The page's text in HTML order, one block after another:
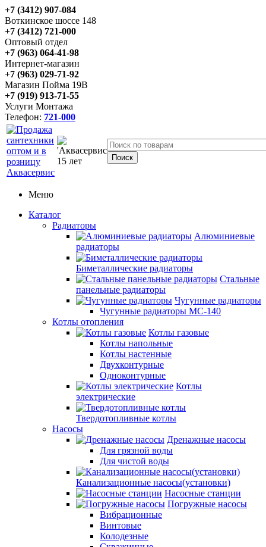
+7 (3412) 907-084
Воткинское шоссе 148
+7 (3412) 721-000
Оптовый отдел
+7 (963) 064-41-98
Интернет-магазин
+7 (963) 029-71-92
Магазин Пойма 19В
+7 (919) 913-71-55
Услуги Монтажа
Телефон: 721-000
Меню
Каталог
Радиаторы
Алюминиевые
радиаторы
Биметаллические радиаторы
Стальные
панельные радиаторы
Чугунные радиаторы
Чугунные радиаторы МС-140
Котлы отопления
Котлы газовые
Котлы напольные
Котлы настенные
Двухконтурные
Одноконтурные
Котлы
электрические
Твердотопливные котлы
Насосы
Дренажные насосы
Для грязной воды
Для чистой воды
Канализационные насосы(установки)
Насосные станции
Погружные насосы
Вибрационные
Винтовые
Колодезные